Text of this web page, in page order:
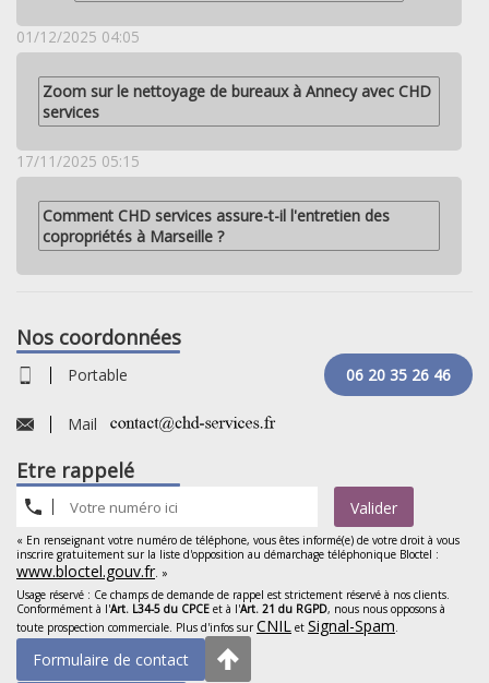
01/12/2025 04:05
Zoom sur le nettoyage de bureaux à Annecy avec CHD
services
17/11/2025 05:15
Comment CHD services assure-t-il l'entretien des
copropriétés à Marseille ?
Nos coordonnées
Portable 06 20 35 26 46
Mail
Etre rappelé
Valider
« En renseignant votre numéro de téléphone, vous êtes informé(e) de votre droit à vous
inscrire gratuitement sur la liste d'opposition au démarchage téléphonique Bloctel :
www.bloctel.gouv.fr. »
Usage réservé : Ce champs de demande de rappel est strictement réservé à nos clients.
Conformément à l'Art. L34-5 du CPCE et à l'Art. 21 du RGPD, nous nous opposons à
toute prospection commerciale. Plus d'infos surCNIL et Signal-Spam.
Formulaire de contact